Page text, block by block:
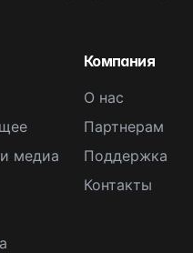
медиа
Компания
О нас
Партнерам
Поддержка
Контакты